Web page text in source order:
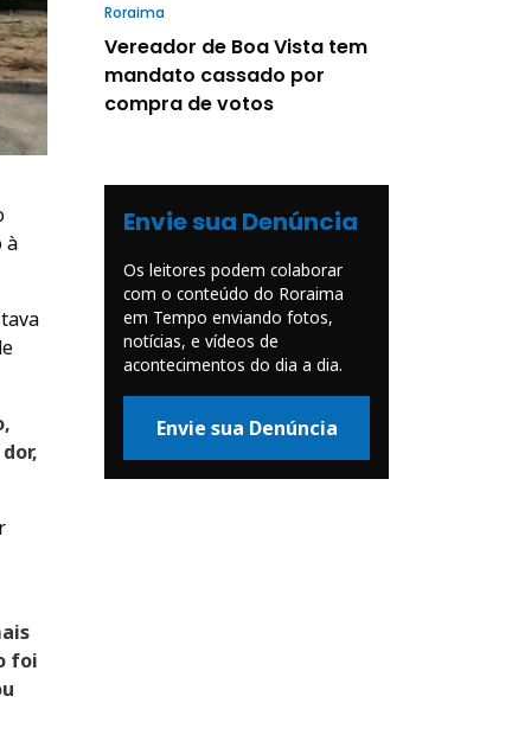
à
foi
Roraima
Vereador de Boa Vista tem
mandato cassado por
compra de votos
Envie sua Denúncia
Os leitores podem colaborar
com o conteúdo do Roraima
em Tempo enviando fotos,
notícias, e vídeos de
acontecimentos do dia a dia.
Envie sua Denúncia